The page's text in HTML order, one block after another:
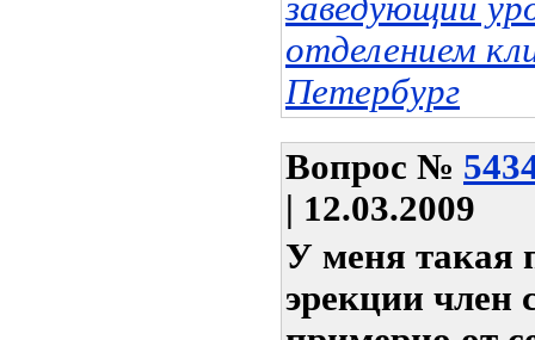
заведующий
отделением
Петербург
Вопрос №
| 12.03.2009
У меня такая
эрекции член